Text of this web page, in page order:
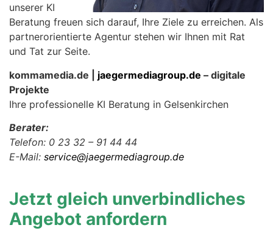
unserer KI
Beratung freuen sich darauf, Ihre Ziele zu erreichen. Als
partnerorientierte Agentur stehen wir Ihnen mit Rat
und Tat zur Seite.
kommamedia.de | jaegermediagroup.de – digitale
Projekte
Ihre professionelle KI Beratung in Gelsenkirchen
Berater:
Telefon: 0 23 32 – 91 44 44
E-Mail: service@jaegermediagroup.de
Jetzt gleich unverbindliches
Angebot anfordern